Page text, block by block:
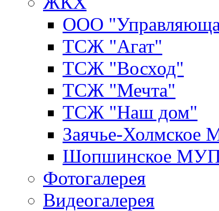
ООО
ТСЖ "Агат"
ТСЖ "Восход"
ТСЖ "Мечта"
ТСЖ "Наш дом"
Заячье-
Шопшинское
Фотогалерея
Видеогалерея